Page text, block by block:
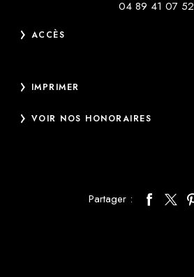
04 89 41 07 52
ACCÈS
IMPRIMER
VOIR NOS HONORAIRES
Partager :